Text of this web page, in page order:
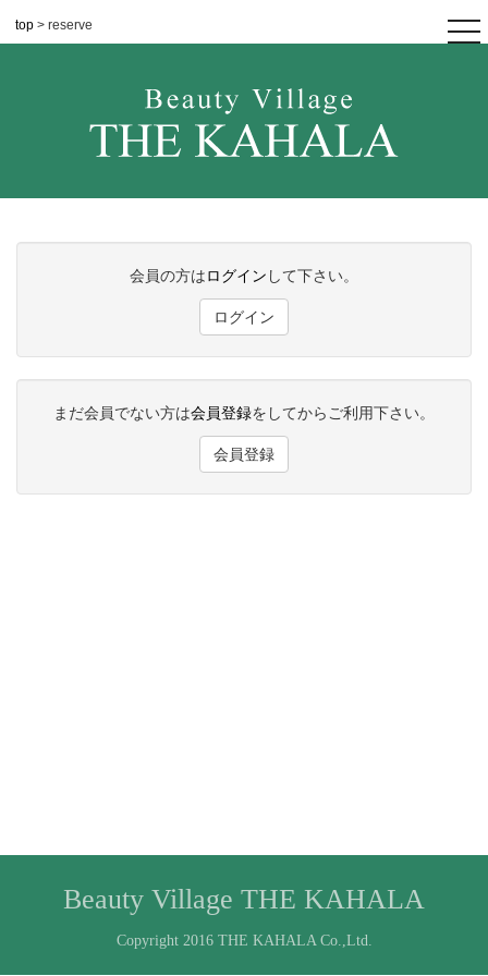
top > reserve
会員の方はログイン して下さい。
ログイン
まだ会員でない方は会員登録をしてからご利用下さい。
会員登録
Beauty Village THE KAHALA
Copyright 2016 THE KAHALA Co.,Ltd.